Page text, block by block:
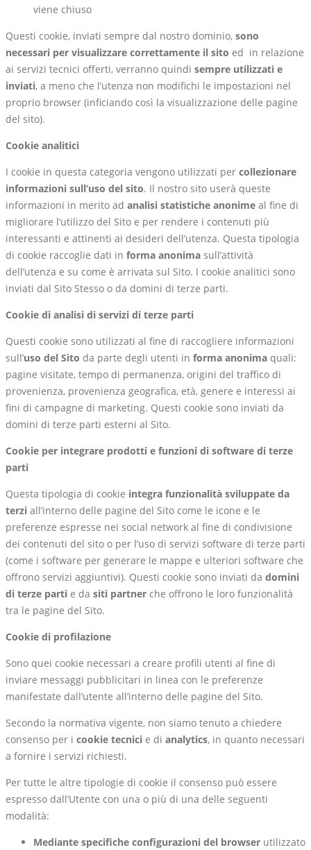
viene chiuso
Questi cookie, inviati sempre dal nostro dominio, sono
necessari per visualizzare correttamente il sito ed in relazione
ai servizi tecnici offerti, verranno quindi sempre utilizzati e
inviati, a meno che l’utenza non modifichi le impostazioni nel
proprio browser (inficiando così la visualizzazione delle pagine
del sito).
Cookie analitici
I cookie in questa categoria vengono utilizzati per collezionare
informazioni sull’uso del sito. Il nostro sito userà queste
informazioni in merito ad analisi statistiche anonime al fine di
migliorare l’utilizzo del Sito e per rendere i contenuti più
interessanti e attinenti ai desideri dell’utenza. Questa tipologia
di cookie raccoglie dati in forma anonima sull’attività
dell’utenza e su come è arrivata sul Sito. I cookie analitici sono
inviati dal Sito Stesso o da domini di terze parti.
Cookie di analisi di servizi di terze parti
Questi cookie sono utilizzati al fine di raccogliere informazioni
sull’uso del Sito da parte degli utenti in forma anonima quali:
pagine visitate, tempo di permanenza, origini del traffico di
provenienza, provenienza geografica, età, genere e interessi ai
fini di campagne di marketing. Questi cookie sono inviati da
domini di terze parti esterni al Sito.
Cookie per integrare prodotti e funzioni di software di terze
parti
Questa tipologia di cookie integra funzionalità sviluppate da
terzi all’interno delle pagine del Sito come le icone e le
preferenze espresse nei social network al fine di condivisione
dei contenuti del sito o per l’uso di servizi software di terze parti
(come i software per generare le mappe e ulteriori software che
offrono servizi aggiuntivi). Questi cookie sono inviati da domini
di terze parti e da siti partner che offrono le loro funzionalità
tra le pagine del Sito.
Cookie di profilazione
Sono quei cookie necessari a creare profili utenti al fine di
inviare messaggi pubblicitari in linea con le preferenze
manifestate dall’utente all’interno delle pagine del Sito.
Secondo la normativa vigente, non siamo tenuto a chiedere
consenso per i cookie tecnici e di analytics, in quanto necessari
a fornire i servizi richiesti.
Per tutte le altre tipologie di cookie il consenso può essere
espresso dall’Utente con una o più di una delle seguenti
modalità:
Mediante specifiche configurazioni del browser utilizzato